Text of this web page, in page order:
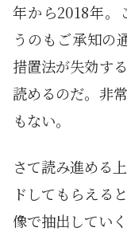
年から2018年。
うのもご承知の
措置法が失効す
読めるのだ。非
もない。
さて読み進める
ドしてもらえる
像で抽出していく